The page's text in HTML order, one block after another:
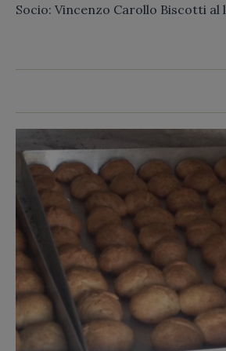
Socio: Vincenzo Carollo Biscotti al